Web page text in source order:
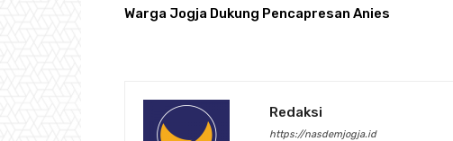
Warga Jogja Dukung Pencapresan Anies
Redaksi
https://nasdemjogja.id